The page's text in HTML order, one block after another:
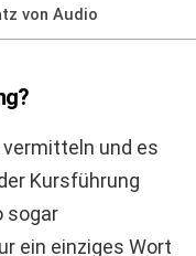
von Audio
und es
Kursführung
sogar
ein einziges Wort